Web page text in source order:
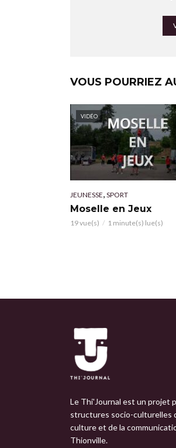
VOUS POURRIEZ
VIDÉO
JEUNESSE, SPORT
Moselle en Jeux
19 vue(s) 1 minute(s) lue(s)
Le Thi'Journal est un projet
structures socio-culturelles
culture et de la
Thionville.